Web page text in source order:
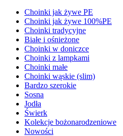
Choinki jak żywe PE
Choinki jak żywe 100%PE
Choinki tradycyjne
Białe i ośnieżone
Choinki w doniczce
Choinki z lampkami
Choinki małe
Choinki wąskie (slim)
Bardzo szerokie
Sosna
Jodła
Świerk
Kolekcje bożonarodzeniowe
Nowości